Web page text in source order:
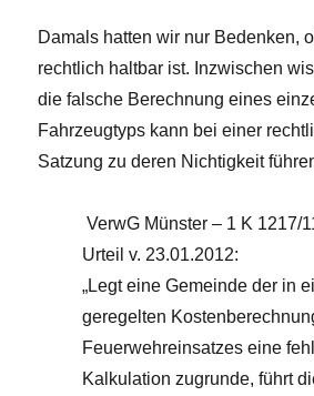
Damals hatten wir nur Bedenken,
rechtlich haltbar ist. Inzwischen
die falsche Berechnung eines
Fahrzeugtyps kann bei einer
Satzung zu deren Nichtigkeit
VerwG Münster – 1 K 1217/
Urteil v. 23.01.2012:
„Legt eine Gemeinde der in
geregelten
Feuerwehreinsatzes eine
Kalkulation zugrunde, führt